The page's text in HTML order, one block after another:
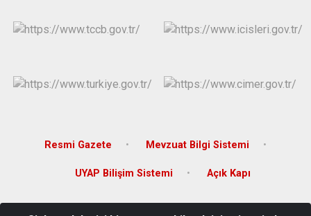
Resmi Gazete Mevzuat Bilgi Sistemi
UYAP Bilişim Sistemi Açık Kapı